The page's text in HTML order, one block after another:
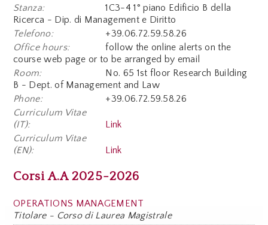
Stanza:
1C3-4 1° piano Edificio B della
Ricerca - Dip. di Management e Diritto
Telefono:
+39.06.72.59.58.26
Office hours:
follow the online alerts on the
course web page or to be arranged by email
Room:
No. 65 1st floor Research Building
B - Dept. of Management and Law
Phone:
+39.06.72.59.58.26
Curriculum Vitae
(IT):
Link
Curriculum Vitae
(EN):
Link
Corsi A.A 2025-2026
OPERATIONS MANAGEMENT
Titolare - Corso di Laurea Magistrale